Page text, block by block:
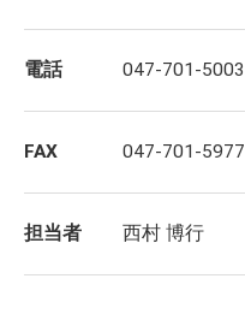
電話 047-701-5003
FAX 047-701-5977
担当者 西村 博行